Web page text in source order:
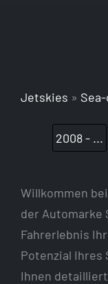
Jetskies »
2008 - ...
Willkommen
der Automarke
Fahrerlebnis
Potenzial Ihres
Ihnen